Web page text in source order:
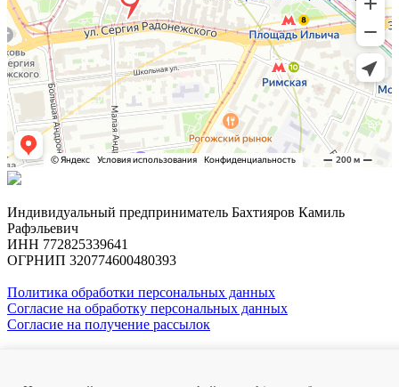
Индивидуальный предприниматель Бахтияров Камиль
Рафэльевич
ИНН 772825339641
ОГРНИП 320774600480393
Политика обработки персональных данных
Согласие на обработку персональных данных
Согласие на получение рассылок